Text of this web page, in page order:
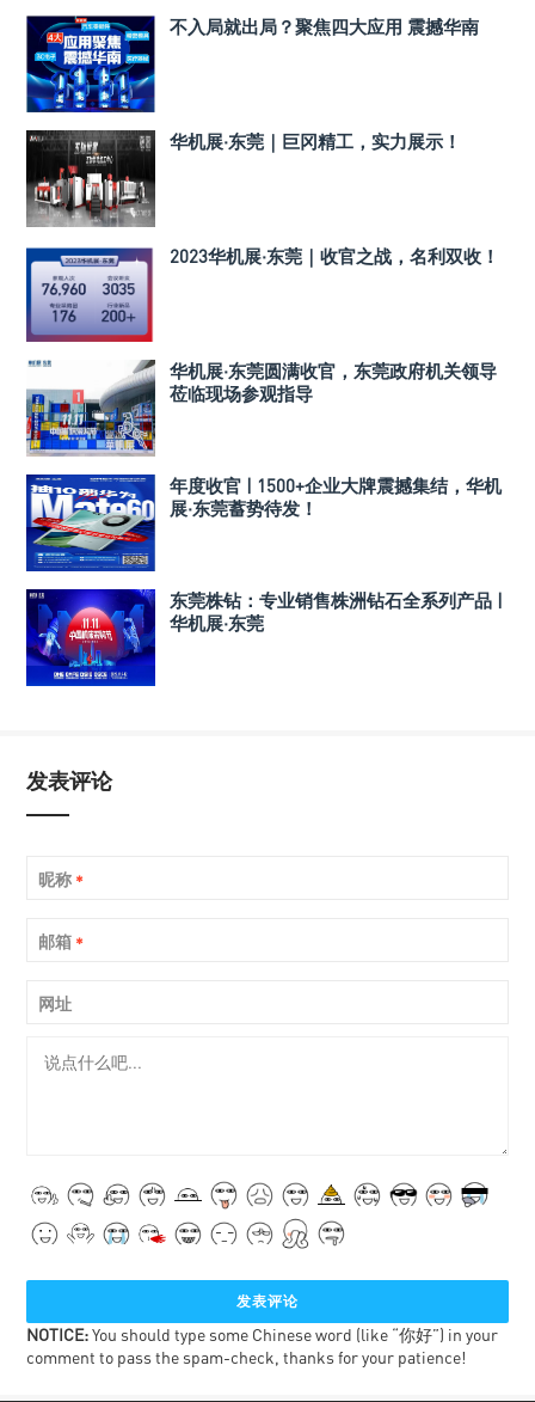
不入局就出局？聚焦四大应用 震撼华南
华机展·东莞｜巨冈精工，实力展示！
2023华机展·东莞｜收官之战，名利双收！
华机展·东莞圆满收官，东莞政府机关领导
莅临现场参观指导
年度收官 | 1500+企业大牌震撼集结，华机
展·东莞蓄势待发！
东莞株钻：专业销售株洲钻石全系列产品 |
华机展·东莞
发表评论
昵称 *
邮箱 *
网址
NOTICE:You should type some Chinese word (like “你好”) in your
comment to pass the spam-check, thanks for your patience!